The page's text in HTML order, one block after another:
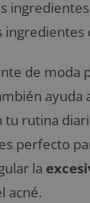
ingredientes
de moda
ayuda
rutina
perfecto
la
acné.